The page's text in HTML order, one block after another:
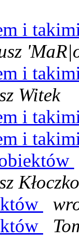
i
i
Witek
i
i
Kłoczko